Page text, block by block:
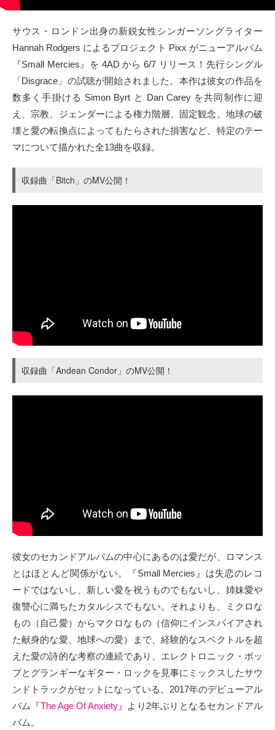
サウス・ロンドン出身の新鋭女性シンガーソングライター
Hannah Rodgers によるプロジェクト Pixx がニューアルバム
『Small Mercies』を 4AD から 6/7 リリース！先行シングル
「Disgrace」の試聴が開始されました。本作は彼女の作品を
数多く手掛ける Simon Byrt と Dan Carey を共同制作に迎
え、宗教、ジェンダーによる権力階層、固定観念、地球の破
壊と愛の転換点によってもたらされた損害など、特定のテー
マについて描かれた全13曲を収録。
収録曲「Bitch」のMV公開！
収録曲「Andean Condor」のMV公開！
彼女のセカンドアルバムの中心にあるのは愛だが、ロマンス
とはほとんど関係がない。『Small Mercies』は失恋のレコ
ードではないし、新しい愛を祝うものでもないし、姉妹愛や
復讐心に満ちたカタルシスでもない。それよりも、ミクロな
もの（自己愛）からマクロなもの（信仰にインスパイアされ
た献身的な愛、地球への愛）まで、経験的なスペクトルを超
えた愛の詩的な考察の連続であり、エレクトロニック・ポッ
プとグランギーなギター・ロックを見事にミックスしたサウ
ンドトラックがセットになっている。2017年のデビューアル
バム『The Age Of Anxiety 』より2年ぶりとなるセカンドアル
バム。